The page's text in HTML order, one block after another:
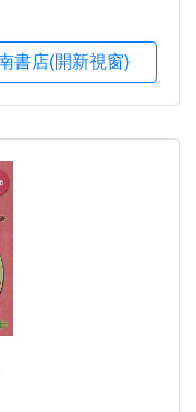
書店(開新視窗)